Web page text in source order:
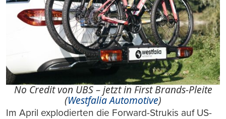
No Credit von UBS – jetzt in First Brands-Pleite
(Westfalia Automotive)
Im April explodierten die Forward-Strukis auf US-